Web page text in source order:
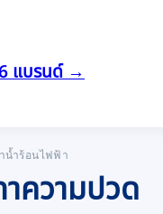
แบรนด์ →
น้ำร้อนไฟฟ้า
าความปวด